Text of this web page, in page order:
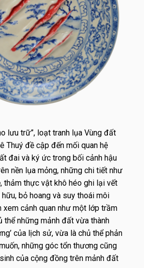
lưu trữ”, loạt tranh lụa Vùng đất
Thuý đề cập đến mối quan hệ
đai và ký ức trong bối cảnh hậu
nền lụa mỏng, những chi tiết như
thảm thực vật khô héo ghi lại vết
bỏ hoang và suy thoái môi
xem cảnh quan như một lớp trầm
thể những mảnh đất vừa thành
của lịch sử, vừa là chủ thể phản
những góc tổn thương cũng
của cộng đồng trên mảnh đất